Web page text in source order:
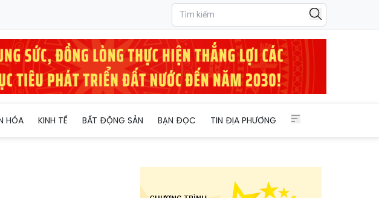
HÓA KINH TẾ BẤT ĐỘNG SẢN BẠN ĐỌC TIN ĐỊA PHƯƠNG